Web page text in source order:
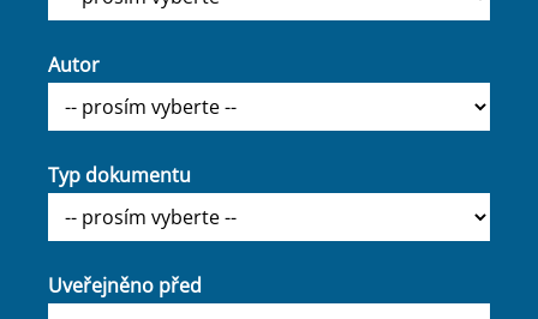
Autor
Typ dokumentu
Uveřejněno před